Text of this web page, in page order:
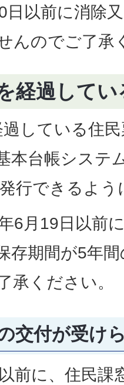
以前に消除
んのでご了承
経過して
している住
本台帳システ
行できるよう
6月19日以前
存期間が5年
承ください。
交付が受け
前に、住民課